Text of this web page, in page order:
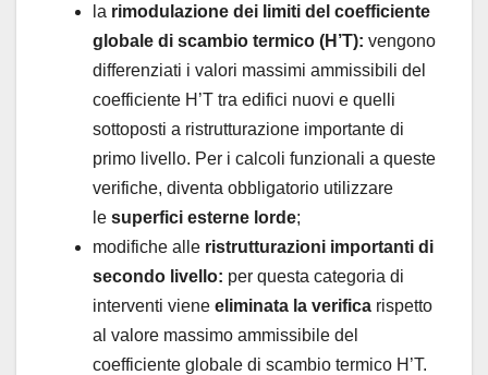
la rimodulazione dei limiti del coefficiente
globale di scambio termico (H’T): vengono
differenziati i valori massimi ammissibili del
coefficiente H’T tra edifici nuovi e quelli
sottoposti a ristrutturazione importante di
primo livello. Per i calcoli funzionali a queste
verifiche, diventa obbligatorio utilizzare
le superfici esterne lorde;
modifiche alle ristrutturazioni importanti di
secondo livello: per questa categoria di
interventi viene eliminata la verifica rispetto
al valore massimo ammissibile del
coefficiente globale di scambio termico H’T.